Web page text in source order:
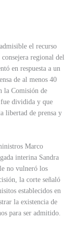
el recurso
regional del
en respuesta a un
de al menos 40
la Comisión de
dividida y que
libertad de prensa y
Marco
interina Sandra
no vulneró los
la corte señaló
establecidos en
la existencia de
para ser admitido.